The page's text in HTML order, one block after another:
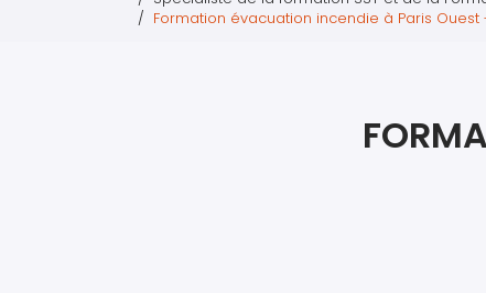
Formation évacuation incendie à Paris Ouest -